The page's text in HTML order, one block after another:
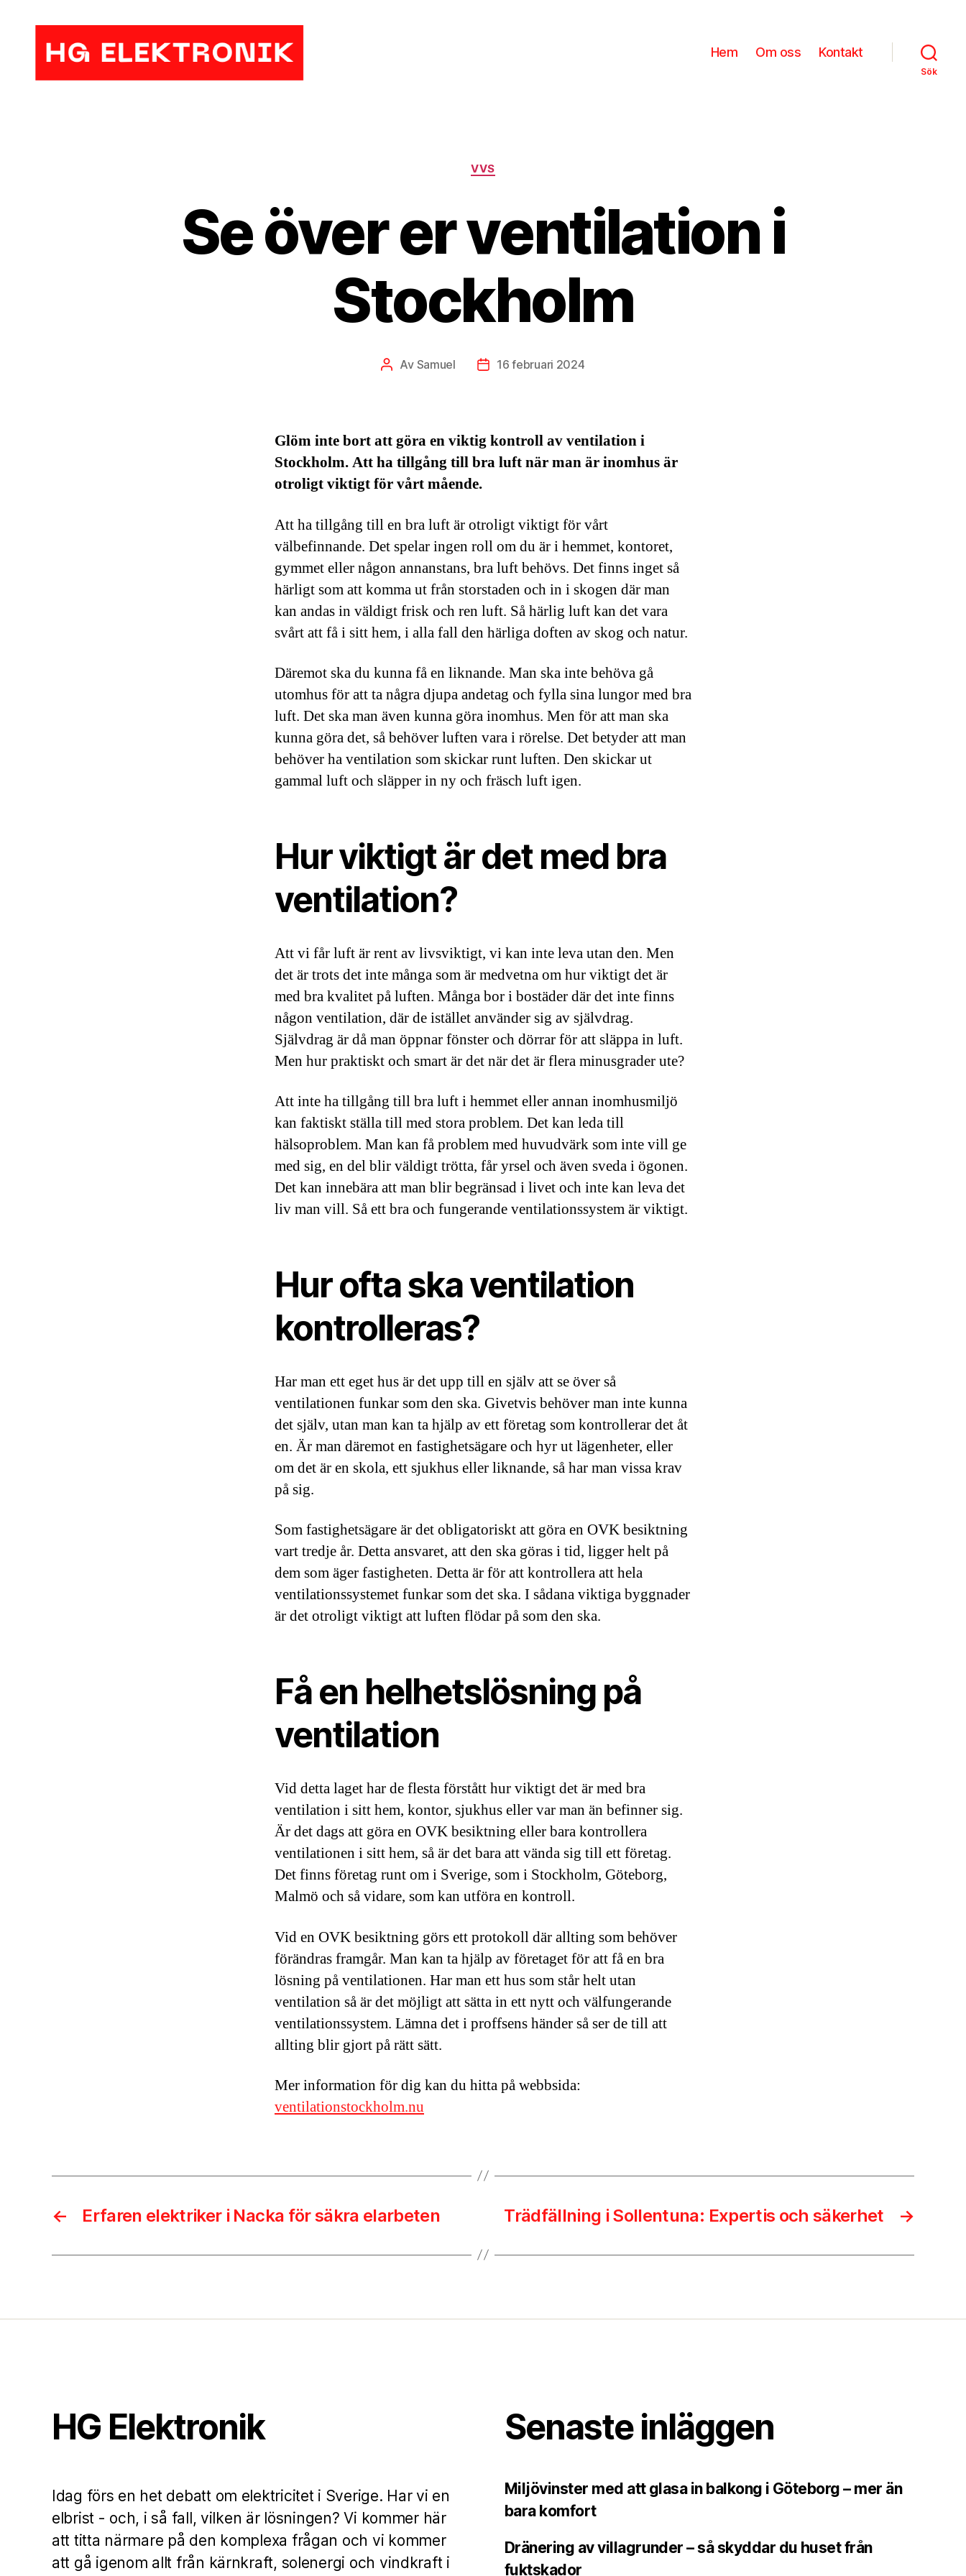
Hem Om oss Kontakt
Sök
Kategorier
VVS
Se över er ventilation i
Stockholm
Inläggsförfattare
Av Samuel Inläggsdatum
16 februari 2024
Glöm inte bort att göra en viktig kontroll av ventilation i
Stockholm. Att ha tillgång till bra luft när man är inomhus är
otroligt viktigt för vårt mående.
Att ha tillgång till en bra luft är otroligt viktigt för vårt
välbefinnande. Det spelar ingen roll om du är i hemmet, kontoret,
gymmet eller någon annanstans, bra luft behövs. Det finns inget så
härligt som att komma ut från storstaden och in i skogen där man
kan andas in väldigt frisk och ren luft. Så härlig luft kan det vara
svårt att få i sitt hem, i alla fall den härliga doften av skog och natur.
Däremot ska du kunna få en liknande. Man ska inte behöva gå
utomhus för att ta några djupa andetag och fylla sina lungor med bra
luft. Det ska man även kunna göra inomhus. Men för att man ska
kunna göra det, så behöver luften vara i rörelse. Det betyder att man
behöver ha ventilation som skickar runt luften. Den skickar ut
gammal luft och släpper in ny och fräsch luft igen.
Hur viktigt är det med bra
ventilation?
Att vi får luft är rent av livsviktigt, vi kan inte leva utan den. Men
det är trots det inte många som är medvetna om hur viktigt det är
med bra kvalitet på luften. Många bor i bostäder där det inte finns
någon ventilation, där de istället använder sig av självdrag.
Självdrag är då man öppnar fönster och dörrar för att släppa in luft.
Men hur praktiskt och smart är det när det är flera minusgrader ute?
Att inte ha tillgång till bra luft i hemmet eller annan inomhusmiljö
kan faktiskt ställa till med stora problem. Det kan leda till
hälsoproblem. Man kan få problem med huvudvärk som inte vill ge
med sig, en del blir väldigt trötta, får yrsel och även sveda i ögonen.
Det kan innebära att man blir begränsad i livet och inte kan leva det
liv man vill. Så ett bra och fungerande ventilationssystem är viktigt.
Hur ofta ska ventilation
kontrolleras?
Har man ett eget hus är det upp till en själv att se över så
ventilationen funkar som den ska. Givetvis behöver man inte kunna
det själv, utan man kan ta hjälp av ett företag som kontrollerar det åt
en. Är man däremot en fastighetsägare och hyr ut lägenheter, eller
om det är en skola, ett sjukhus eller liknande, så har man vissa krav
på sig.
Som fastighetsägare är det obligatoriskt att göra en OVK besiktning
vart tredje år. Detta ansvaret, att den ska göras i tid, ligger helt på
dem som äger fastigheten. Detta är för att kontrollera att hela
ventilationssystemet funkar som det ska. I sådana viktiga byggnader
är det otroligt viktigt att luften flödar på som den ska.
Få en helhetslösning på
ventilation
Vid detta laget har de flesta förstått hur viktigt det är med bra
ventilation i sitt hem, kontor, sjukhus eller var man än befinner sig.
Är det dags att göra en OVK besiktning eller bara kontrollera
ventilationen i sitt hem, så är det bara att vända sig till ett företag.
Det finns företag runt om i Sverige, som i Stockholm, Göteborg,
Malmö och så vidare, som kan utföra en kontroll.
Vid en OVK besiktning görs ett protokoll där allting som behöver
förändras framgår. Man kan ta hjälp av företaget för att få en bra
lösning på ventilationen. Har man ett hus som står helt utan
ventilation så är det möjligt att sätta in ett nytt och välfungerande
ventilationssystem. Lämna det i proffsens händer så ser de till att
allting blir gjort på rätt sätt.
Mer information för dig kan du hitta på webbsida:
ventilationstockholm.nu
← Erfaren elektriker i Nacka för säkra elarbeten →
Trädfällning i Sollentuna: Expertis och säkerhet
HG Elektronik
Idag förs en het debatt om elektricitet i Sverige. Har vi en
elbrist - och, i så fall, vilken är lösningen? Vi kommer här
att titta närmare på den komplexa frågan och vi kommer
att gå igenom allt från kärnkraft, solenergi och vindkraft i
Senaste inläggen
Miljövinster med att glasa in balkong i Göteborg – mer än
bara komfort
Dränering av villagrunder – så skyddar du huset från
fuktskador